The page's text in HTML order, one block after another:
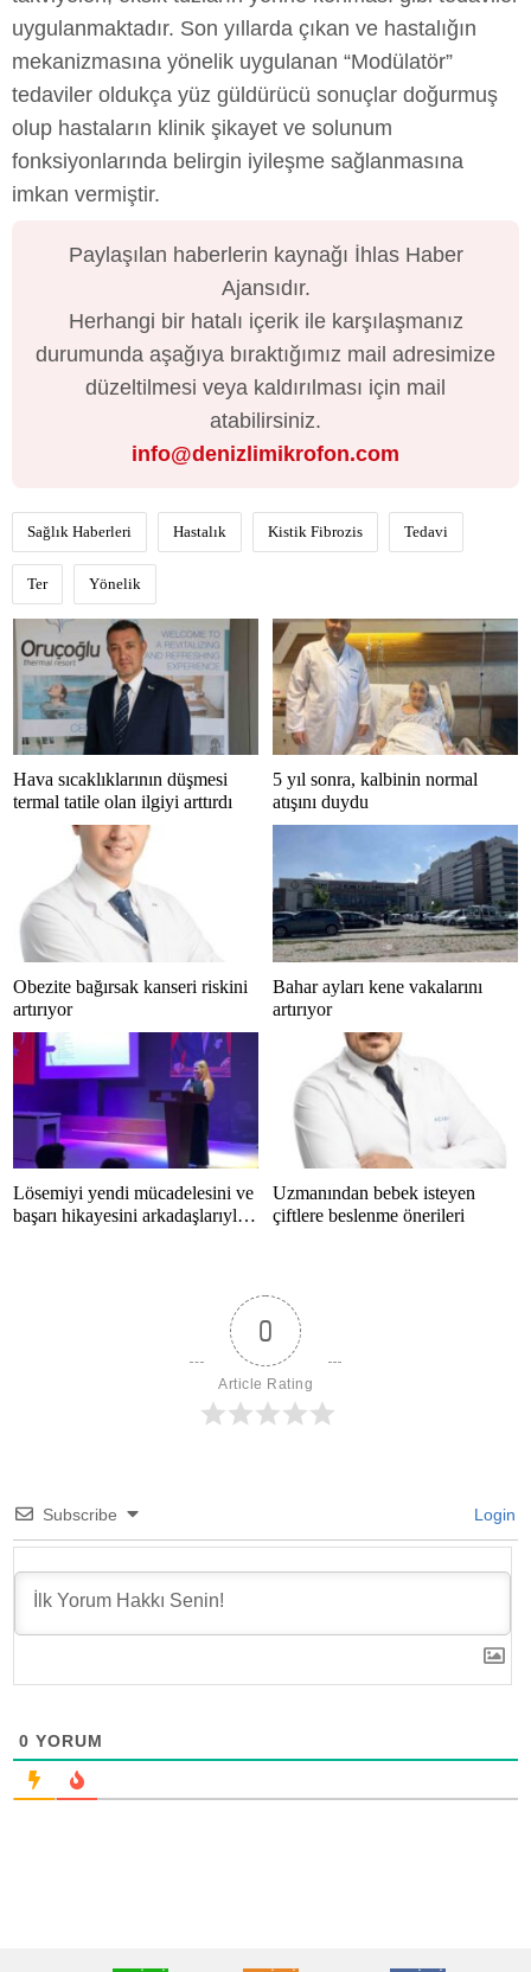
uygulanmaktadır. Son yıllarda çıkan ve hastalığın
mekanizmasına yönelik uygulanan “Modülatör”
tedaviler oldukça yüz güldürücü sonuçlar doğurmuş
olup hastaların klinik şikayet ve solunum
fonksiyonlarında belirgin iyileşme sağlanmasına
imkan vermiştir.
Paylaşılan haberlerin kaynağı İhlas Haber
Ajansıdır.
Herhangi bir hatalı içerik ile karşılaşmanız
durumunda aşağıya bıraktığımız mail adresimize
düzeltilmesi veya kaldırılması için mail
atabilirsiniz.
info@denizlimikrofon.com
Sağlık Haberleri Hastalık Kistik Fibrozis Tedavi
Ter Yönelik
Hava sıcaklıklarının düşmesi
termal tatile olan ilgiyi arttırdı
5 yıl sonra, kalbinin normal
atışını duydu
Obezite bağırsak kanseri riskini
artırıyor
Bahar ayları kene vakalarını
artırıyor
Lösemiyi yendi mücadelesini ve
başarı hikayesini arkadaşlarıyla
Uzmanından bebek isteyen
çiftlere beslenme önerileri
0
Article Rating
Subscribe Login
0 YORUM